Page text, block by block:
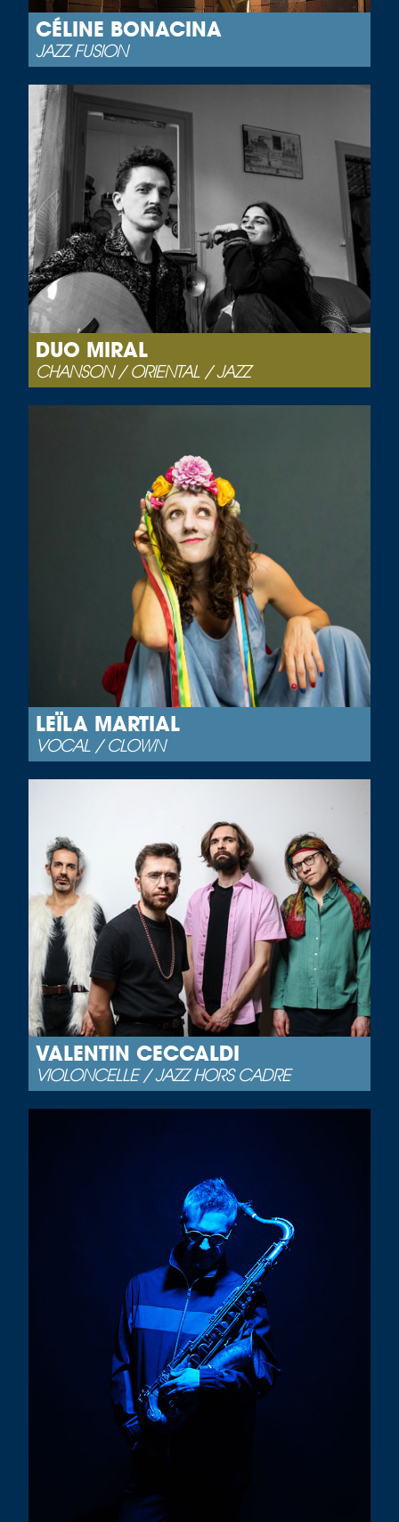
CÉLINE BONACINA
JAZZ FUSION
DUO MIRAL
CHANSON / ORIENTAL / JAZZ
LEÏLA MARTIAL
VOCAL / CLOWN
VALENTIN CECCALDI
VIOLONCELLE / JAZZ HORS CADRE